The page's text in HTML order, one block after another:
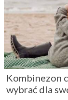
Kombinezon
wybrać dla